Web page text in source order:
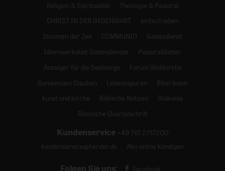
Religion & Spiritualität
Theologie & Pastoral
CHRIST IN DER GEGENWART
einfach leben
Stimmen der Zeit
COMMUNIO
Gottesdienst
Ideenwerkstatt Gottesdienste
Pastoralblätter
Anzeiger für die Seelsorge
Forum Weltkirche
Gemeinsam Glauben
Lebensspuren
Bibel lesen
kunst und kirche
Biblische Notizen
Diakonia
Römische Quartalschrift
Kundenservice +49 761 2717200
kundenservice@herder.de
Abo online kündigen
Folgen Sie uns: